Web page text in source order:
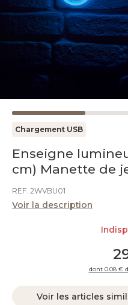
Chargement USB
Enseigne
cm) Manette de
REF. 2WVBU01
Voir la description
dont 0.08 €
Voir les articles